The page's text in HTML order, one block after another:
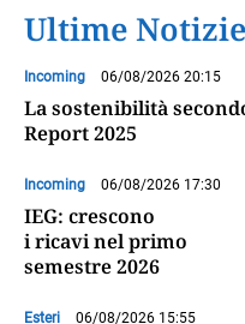
Ultime Notizie
Incoming 06/08/2026 20:15
La sostenibilità
Report 2025
Incoming 06/08/2026 17:30
IEG: crescono
i ricavi nel primo
semestre 2026
Esteri 06/08/2026 15:55